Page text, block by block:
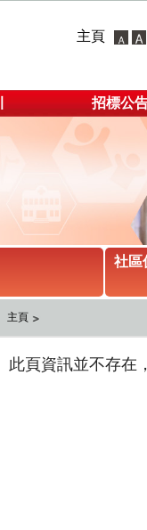
主頁
招標公
社區
主頁